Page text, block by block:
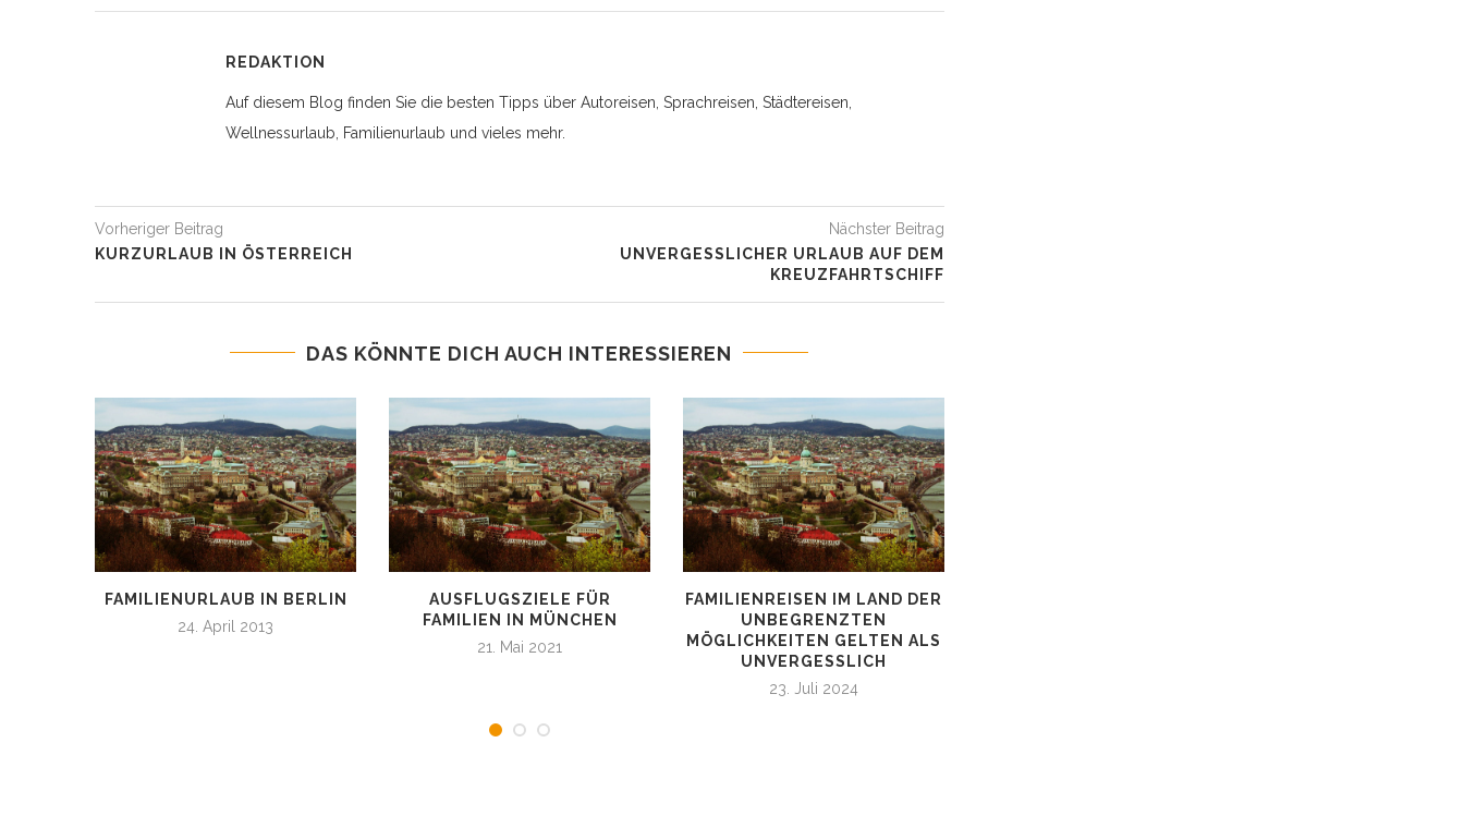
REDAKTION
Auf diesem Blog finden Sie die besten Tipps über Autoreisen, Sprachreisen, Städtereisen,
Wellnessurlaub, Familienurlaub und vieles mehr.
Vorheriger Beitrag
KURZURLAUB IN ÖSTERREICH
Nächster Beitrag
UNVERGESSLICHER URLAUB AUF DEM
KREUZFAHRTSCHIFF
DAS KÖNNTE DICH AUCH INTERESSIEREN
FAMILIENURLAUB IN BERLIN
24. April 2013
AUSFLUGSZIELE FÜR
FAMILIEN IN MÜNCHEN
21. Mai 2021
FAMILIENREISEN IM LAND DER
UNBEGRENZTEN
MÖGLICHKEITEN GELTEN ALS
UNVERGESSLICH
23. Juli 2024